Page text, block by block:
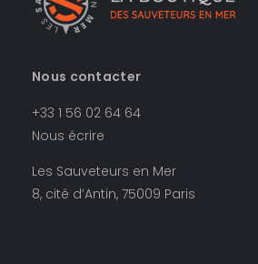
Nous contacter
+33 1 56 02 64 64
Nous écrire
Les Sauveteurs en Mer
8, cité d’Antin, 75009 Paris